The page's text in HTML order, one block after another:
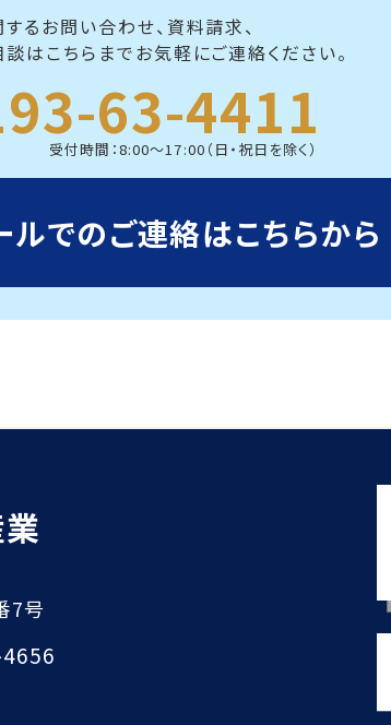
るお問い合わせ、資料請求、
はこちらまでお気軽にご連絡ください。
63-4411
受付時間：8:00～17:00（日・祝日を除く）
ルでのご連絡はこちらから
7号